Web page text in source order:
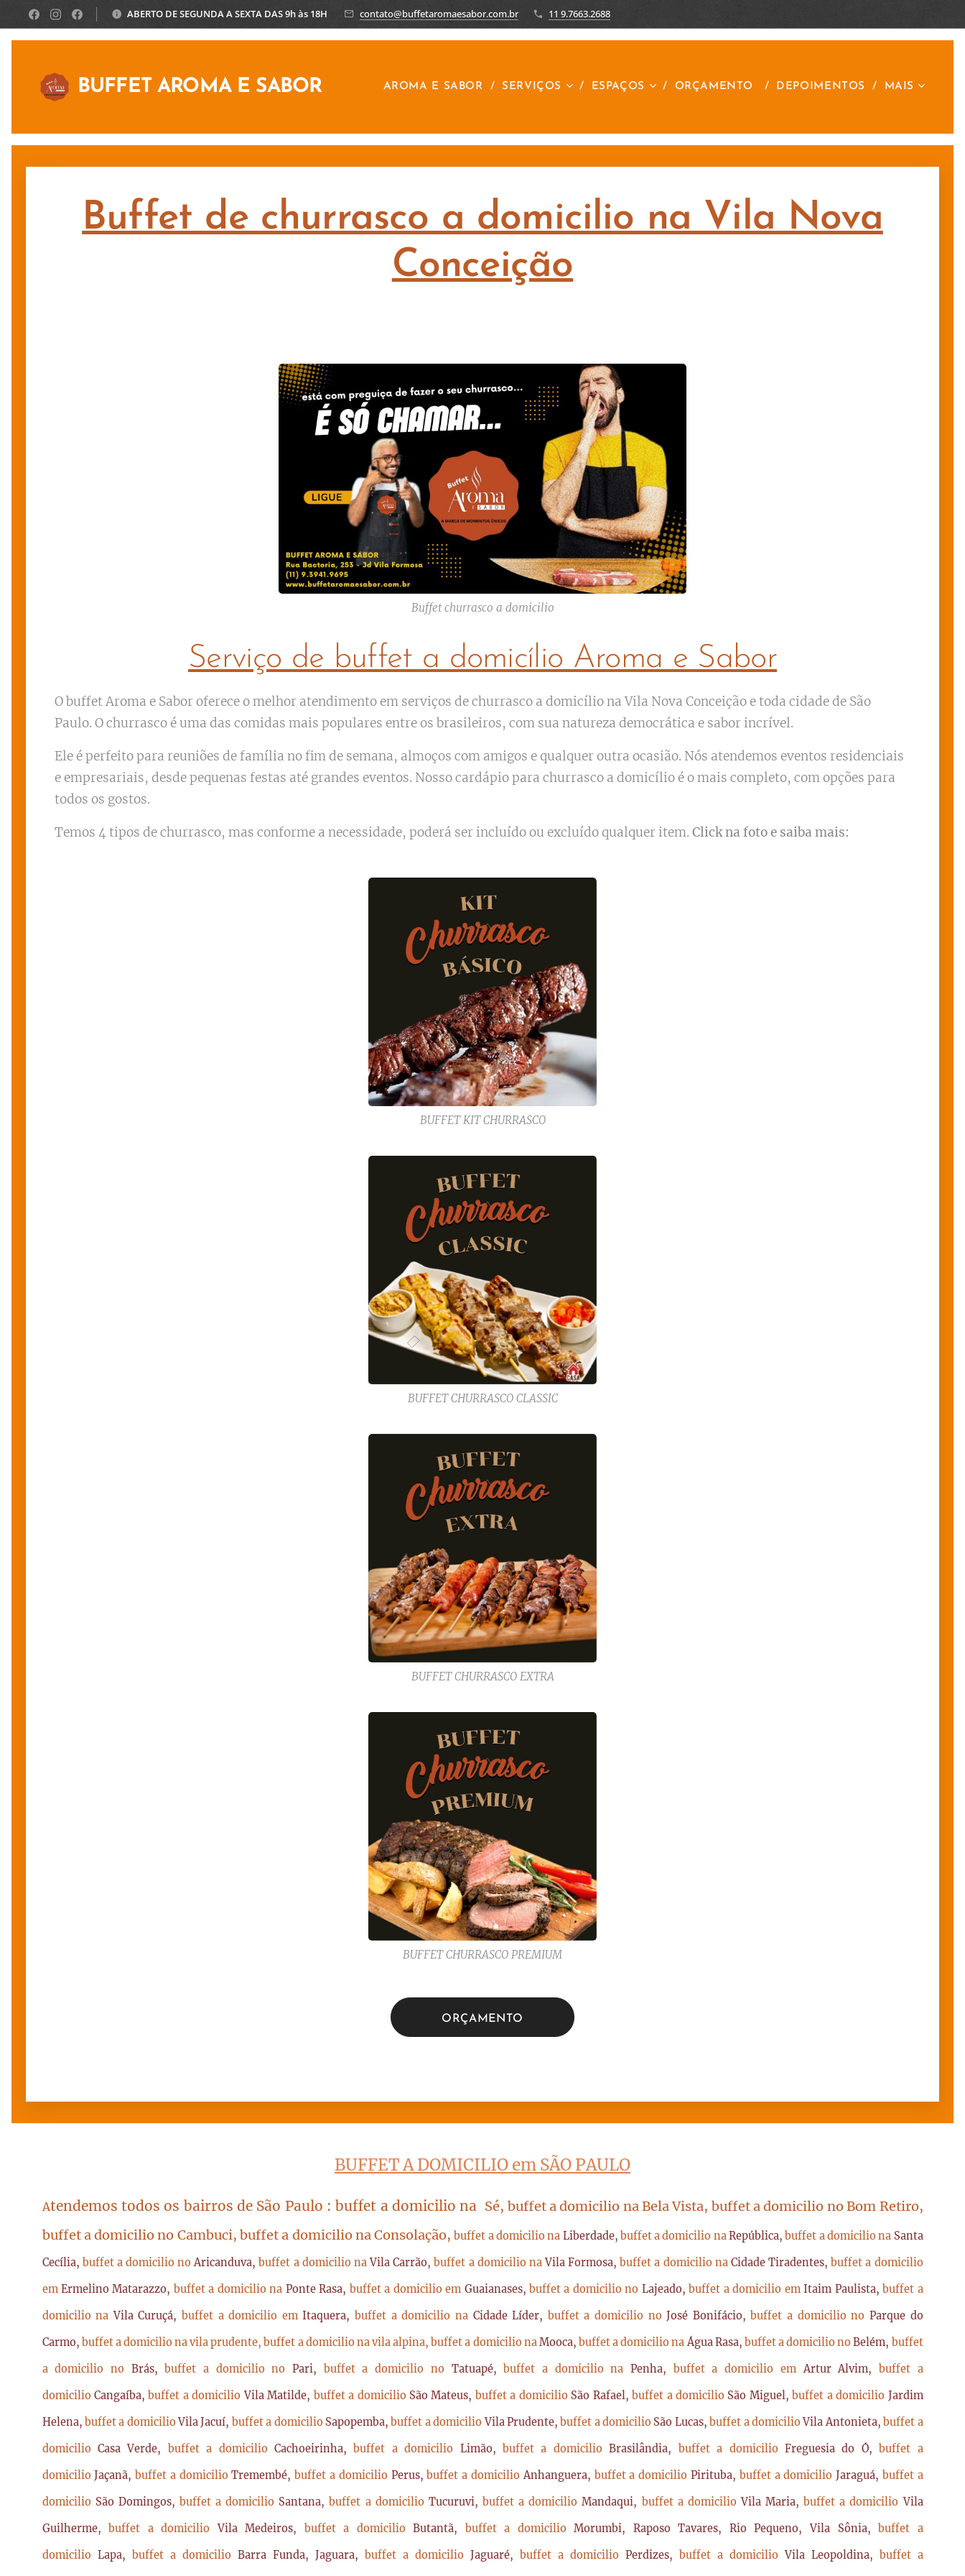
ABERTO DE SEGUNDA A SEXTA DAS 9h às 18H contato@buffetaromaesabor.com.br 11 9.7663.2688
BUFFET AROMA E SABOR AROMA E SABOR SERVIÇOS ESPAÇOS ORÇAMENTO DEPOIMENTOS MAIS
Buffet de churrasco a domicilio na Vila Nova
Conceição
Buffet churrasco a domicilio
Serviço de buffet a domicílio Aroma e Sabor
O buffet Aroma e Sabor oferece o melhor atendimento em serviços de churrasco a domicílio na Vila Nova Conceição e toda cidade de São
Paulo. O churrasco é uma das comidas mais populares entre os brasileiros, com sua natureza democrática e sabor incrível.
Ele é perfeito para reuniões de família no fim de semana, almoços com amigos e qualquer outra ocasião. Nós atendemos eventos residenciais
e empresariais, desde pequenas festas até grandes eventos. Nosso cardápio para churrasco a domicílio é o mais completo, com opções para
todos os gostos.
Temos 4 tipos de churrasco, mas conforme a necessidade, poderá ser incluído ou excluído qualquer item. Click na foto e saiba mais:
BUFFET KIT CHURRASCO
BUFFET CHURRASCO CLASSIC
BUFFET CHURRASCO EXTRA
BUFFET CHURRASCO PREMIUM
ORÇAMENTO
BUFFET A DOMICILIO em SÃO PAULO
Atendemos todos os bairros de São Paulo : buffet a domicilio na Sé, buffet a domicilio na Bela Vista, buffet a domicilio no Bom Retiro,
buffet a domicilio no Cambuci, buffet a domicilio na Consolação,buffet a domicilio na Liberdade, buffet a domicilio naRepública, buffet a domicilio na Santa
Cecília, buffet a domicilio noAricanduva, buffet a domicilio naVila Carrão, buffet a domicilio na Vila Formosa, buffet a domicilio na Cidade Tiradentes, buffet a domicilio
em Ermelino Matarazzo, buffet a domicilio na Ponte Rasa, buffet a domicilio em Guaianases, buffet a domicilio no Lajeado, buffet a domicilio emItaim Paulista, buffet a
domicilio na Vila Curuçá, buffet a domicilio emItaquera, buffet a domicilio na Cidade Líder, buffet a domicilio no José Bonifácio, buffet a domicilio no Parque do
Carmo, buffet a domicilio na vila prudente, buffet a domicilio na vila alpina, buffet a domicilio naMooca, buffet a domicilio naÁgua Rasa, buffet a domicilio noBelém, buffet
a domicilio no Brás, buffet a domicilio noPari, buffet a domicilio no Tatuapé, buffet a domicilio naPenha, buffet a domicilio emArtur Alvim, buffet a
domicilio Cangaíba, buffet a domicilio Vila Matilde, buffet a domicilio São Mateus, buffet a domicilio São Rafael, buffet a domicilio São Miguel, buffet a domicilio Jardim
Helena, buffet a domicilioVila Jacuí, buffet a domicilio Sapopemba, buffet a domicilio Vila Prudente, buffet a domicilio São Lucas, buffet a domicilioVila Antonieta, buffet a
domicilio Casa Verde, buffet a domicilio Cachoeirinha, buffet a domicilio Limão, buffet a domicilioBrasilândia, buffet a domicilio Freguesia do Ó, buffet a
domicilio Jaçanã, buffet a domicilioTremembé, buffet a domicilio Perus, buffet a domicilioAnhanguera, buffet a domicilio Pirituba, buffet a domicilio Jaraguá, buffet a
domicilio São Domingos, buffet a domicilio Santana, buffet a domicilio Tucuruvi, buffet a domicilioMandaqui, buffet a domicilio Vila Maria, buffet a domicilio Vila
Guilherme, buffet a domicilio Vila Medeiros, buffet a domicilioButantã, buffet a domicilioMorumbi, Raposo Tavares, Rio Pequeno, Vila Sônia, buffet a
domicilio Lapa, buffet a domicilio Barra Funda, Jaguara, buffet a domicilio Jaguaré, buffet a domicilio Perdizes, buffet a domicilio Vila Leopoldina, buffet a